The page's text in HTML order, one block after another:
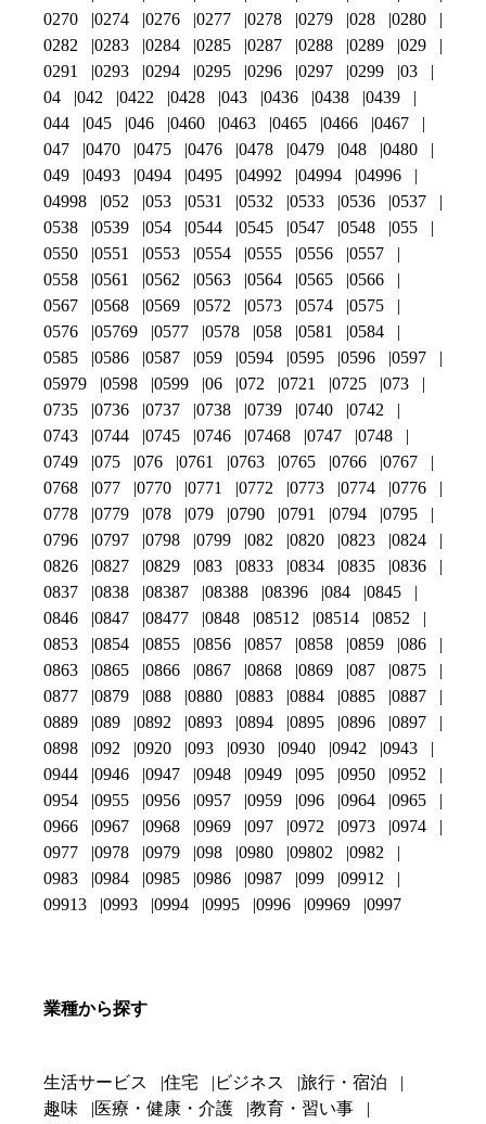
0270
0274 0276 0277 0278 0279 028
0280
0282
0283 0284 0285 0287 0288 0289
029
0291
0293 0294 0295 0296 0297 0299
03
04
042 0422 0428 043 0436 0438
0439
044
045 046 0460 0463 0465 0466
0467
047
0470 0475 0476 0478 0479 048
0480
049
0493 0494 0495 04992 04994
04996
04998
052 053 0531 0532 0533 0536
0537
0538
0539 054 0544 0545 0547 0548
055
0550
0551 0553 0554 0555 0556
0557
0558
0561 0562 0563 0564 0565
0566
0567
0568 0569 0572 0573 0574
0575
0576
05769 0577 0578 058 0581
0584
0585
0586 0587 059 0594 0595 0596
0597
05979
0598 0599 06 072 0721 0725
073
0735
0736 0737 0738 0739 0740
0742
0743
0744 0745 0746 07468 0747
0748
0749
075 076 0761 0763 0765 0766
0767
0768
077 0770 0771 0772 0773 0774
0776
0778
0779 078 079 0790 0791 0794
0795
0796
0797 0798 0799 082 0820 0823
0824
0826
0827 0829 083 0833 0834 0835
0836
0837
0838 08387 08388 08396 084
0845
0846
0847 08477 0848 08512 08514
0852
0853
0854 0855 0856 0857 0858 0859
086
0863
0865 0866 0867 0868 0869 087
0875
0877
0879 088 0880 0883 0884 0885
0887
0889
089 0892 0893 0894 0895 0896
0897
0898
092 0920 093 0930 0940 0942
0943
0944
0946 0947 0948 0949 095 0950
0952
0954
0955 0956 0957 0959 096 0964
0965
0966
0967 0968 0969 097 0972 0973
0974
0977
0978 0979 098 0980 09802
0982
0983
0984 0985 0986 0987 099
09912
09913
0993 0994 0995 0996 09969 0997
業種から探す
生活サービス 住宅 ビジネス
旅行・宿泊
趣味
医療・健康・介護
教育・習い事